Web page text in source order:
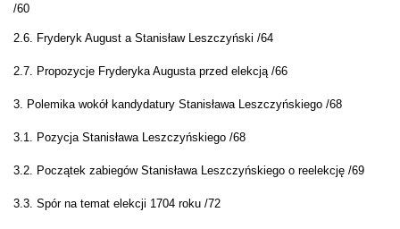
/60
2.6. Fryderyk August a Stanisław Leszczyński /64
2.7. Propozycje Fryderyka Augusta przed elekcją /66
3. Polemika wokół kandydatury Stanisława Leszczyńskiego /68
3.1. Pozycja Stanisława Leszczyńskiego /68
3.2. Początek zabiegów Stanisława Leszczyńskiego o reelekcję /69
3.3. Spór na temat elekcji 1704 roku /72